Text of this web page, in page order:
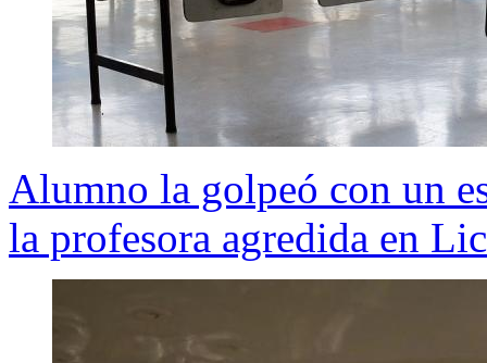
Alumno la golpeó con un
la profesora agredida en